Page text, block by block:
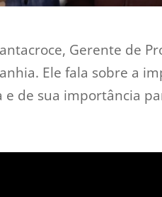
Gerente de
Ele fala sobre a
de sua importância